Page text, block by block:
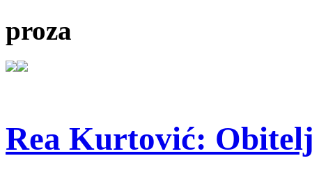
proza
Rea Kurtović: